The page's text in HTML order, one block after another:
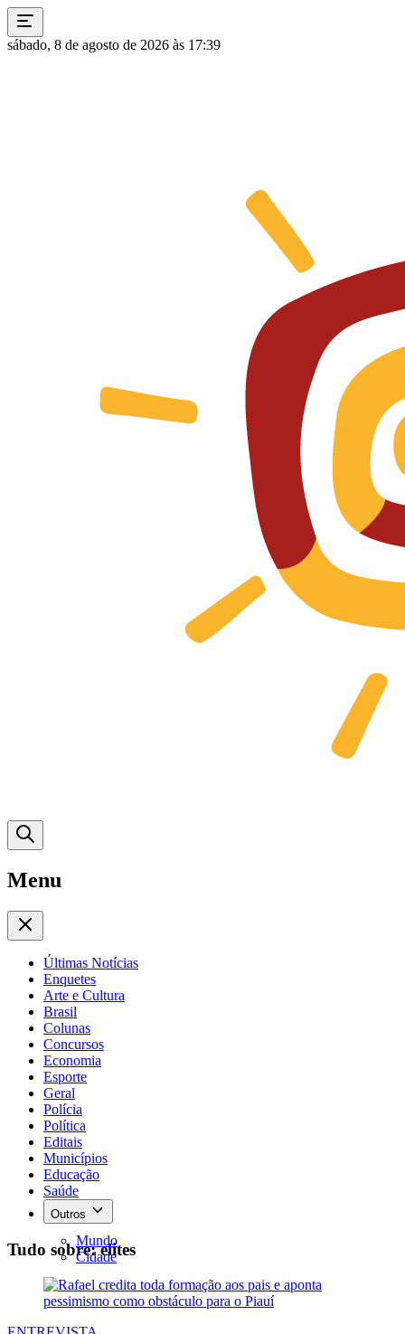
sábado, 8 de agosto de 2026 às 17:39
Menu
Últimas Notícias
Enquetes
Arte e Cultura
Brasil
Colunas
Concursos
Economia
Esporte
Geral
Polícia
Política
Editais
Municípios
Educação
Saúde
Outros
Mundo
Cidade
Tudo sobre: elites